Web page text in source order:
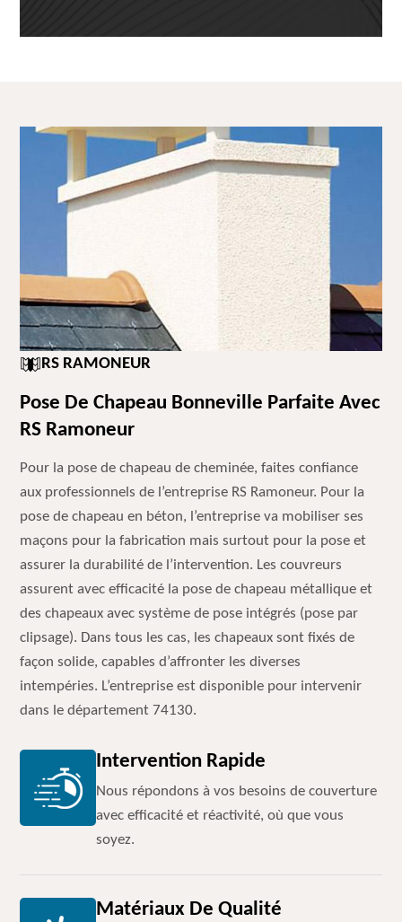
RS RAMONEUR
Pose De Chapeau Bonneville Parfaite Avec
RS Ramoneur
Pour la pose de chapeau de cheminée, faites confiance
aux professionnels de l’entreprise RS Ramoneur. Pour la
pose de chapeau en béton, l’entreprise va mobiliser ses
maçons pour la fabrication mais surtout pour la pose et
assurer la durabilité de l’intervention. Les couvreurs
assurent avec efficacité la pose de chapeau métallique et
des chapeaux avec système de pose intégrés (pose par
clipsage). Dans tous les cas, les chapeaux sont fixés de
façon solide, capables d’affronter les diverses
intempéries. L’entreprise est disponible pour intervenir
dans le département 74130.
Intervention Rapide
Nous répondons à vos besoins de couverture
avec efficacité et réactivité, où que vous
soyez.
Matériaux De Qualité